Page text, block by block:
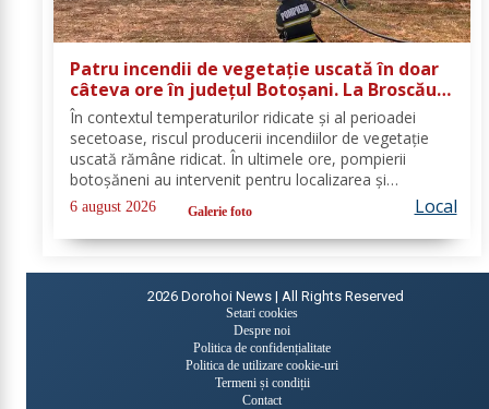
Patru incendii de vegetație uscată în doar
câteva ore în județul Botoșani. La Broscăuți
a ars un hectar de vegetație
În contextul temperaturilor ridicate și al perioadei
secetoase, riscul producerii incendiilor de vegetație
uscată rămâne ridicat. În ultimele ore, pompierii
botoșăneni au intervenit pentru localizarea și
lichidarea a patru incendii de vegetație uscată,
produse în următoarele localități: Broscăuți –...
6 august 2026 Galerie foto Local
2026 Dorohoi News | All Rights Reserved
Setari cookies
Despre noi
Politica de confidențialitate
Politica de utilizare cookie-uri
Termeni și condiții
Contact